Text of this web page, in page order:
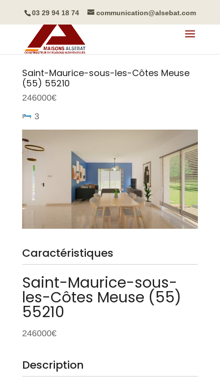
03 29 94 18 74 communication@alsebat.com
Saint-Maurice-sous-les-Côtes Meuse
(55) 55210
246000€
3
Caractéristiques
Saint-Maurice-sous-
les-Côtes Meuse (55)
55210
246000€
Description